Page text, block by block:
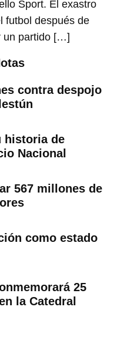
Sport. El exastro
futbol después de
un partido […]
contra despojo
historia de
Nacional
567 millones de
como estado
25
la Catedral